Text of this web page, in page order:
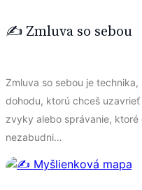
✍️ Zmluva so sebou
Zmluva so sebou je
dohodu, ktorú chceš
zvyky alebo správanie,
nezabudni…